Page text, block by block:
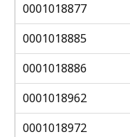
0001018877
0001018885
0001018886
0001018962
0001018972